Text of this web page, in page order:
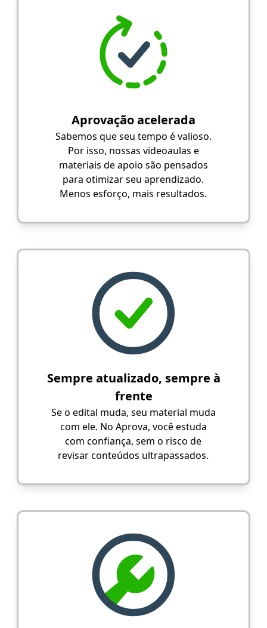
Aprovação acelerada
Sabemos que seu tempo é valioso.
Por isso, nossas videoaulas e
materiais de apoio são pensados
para otimizar seu aprendizado.
Menos esforço, mais resultados.
Sempre atualizado, sempre à
frente
Se o edital muda, seu material muda
com ele. No Aprova, você estuda
com confiança, sem o risco de
revisar conteúdos ultrapassados.